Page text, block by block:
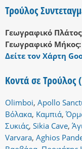
Τρούλος
Γεωγραφικό
Γεωγραφικό Μήκος:
Δείτε τον Χάρτη
Κοντά σε Τρούλος
Olimboi, Apollo
Βόλακα, Καμπιά,
Συκιάς, Sikia Cave,
Varvara, Aghios